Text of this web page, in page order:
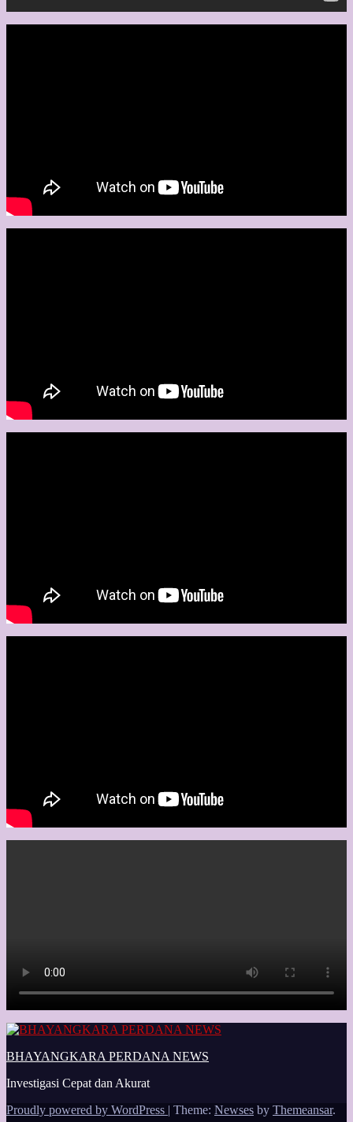
BHAYANGKARA PERDANA NEWS
Investigasi Cepat dan Akurat
Proudly powered by WordPress | Theme: Newses by Themeansar.